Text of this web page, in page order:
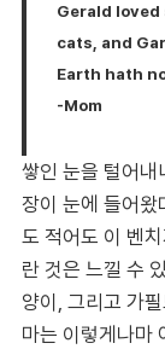
Gerald
cats, and
Earth hath
-Mom
쌓인 눈을 털어내
장이 눈에 들어왔
도 적어도 이 벤
란 것은 느낄 수
양이, 그리고 가
마는 이렇게나마